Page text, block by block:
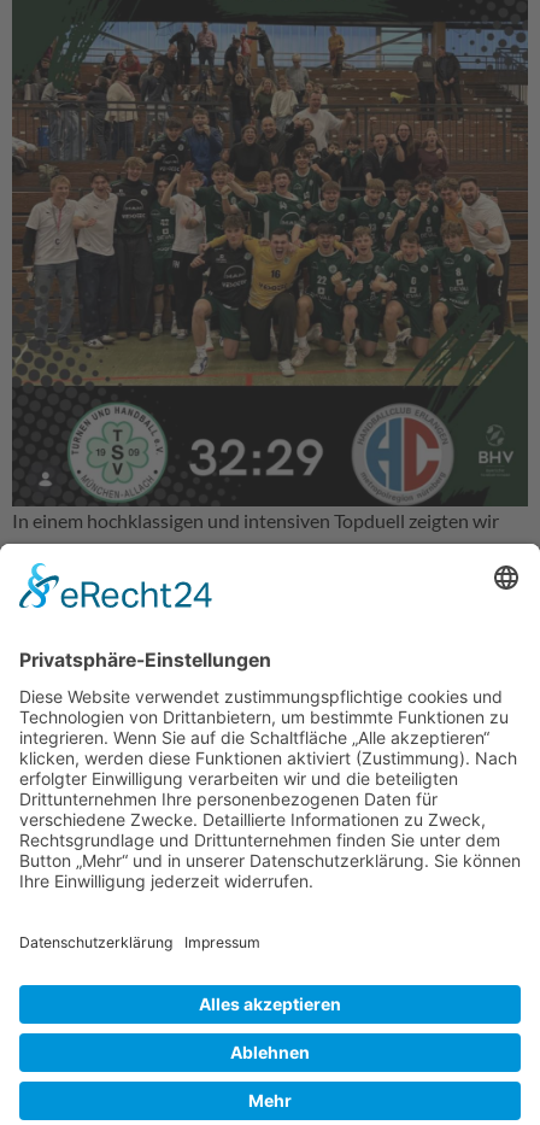
In einem hochklassigen und intensiven Topduell zeigten wir
eine geschlossene Mannschaftsleistung und behalten somit
unsere makellose Heimspielbilanz. Von Beginn an war die
Partie umkämpft, beide Teams lieferten sich ein Spiel auf
jede Aktion. Zur Halbzeit lagen wir mit 17:14 in Führung und
auch nach dem Seitenwechsel blieb es spannend, da sich der
Gegner immer wieder herankämpfte. Doch in den
entscheidenden Momenten behielten wir die Ruhe,
verteidigten konzentriert und nutzten unsere Chancen
konsequent. Mit großem Willen und starkem Zusammenhalt
brachten wir den Vorsprung über die Zeit und feierten am
Ende einen verdienten 32:29-Heimsieg. Dieser Erfolg ist nicht
nur ein weiterer wichtiger Schritt in dieser starken Saison – er
besonderer Dank geht zudem an alle Zuschauer, die uns über
60 Minuten getragen haben.
Zurück
•Datenschutz